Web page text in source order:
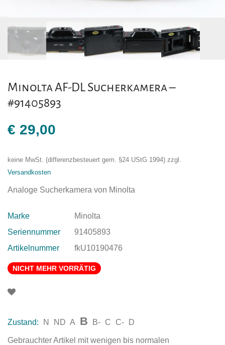
Minolta AF-DL Sucherkamera –
#91405893
€ 29,00
keine MwSt. (differenzbesteuert gem. §24 UStG 1994) zzgl.
Versandkosten
Analoge Sucherkamera von Minolta
Marke
Minolta
Seriennummer
91405893
Artikelnummer
fkU10190476
NICHT MEHR VORRÄTIG
Zustand: N ND A B B- C C- D
Gebrauchter Artikel mit wenigen bis normalen